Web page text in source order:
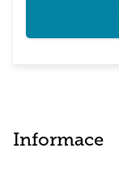
Informace